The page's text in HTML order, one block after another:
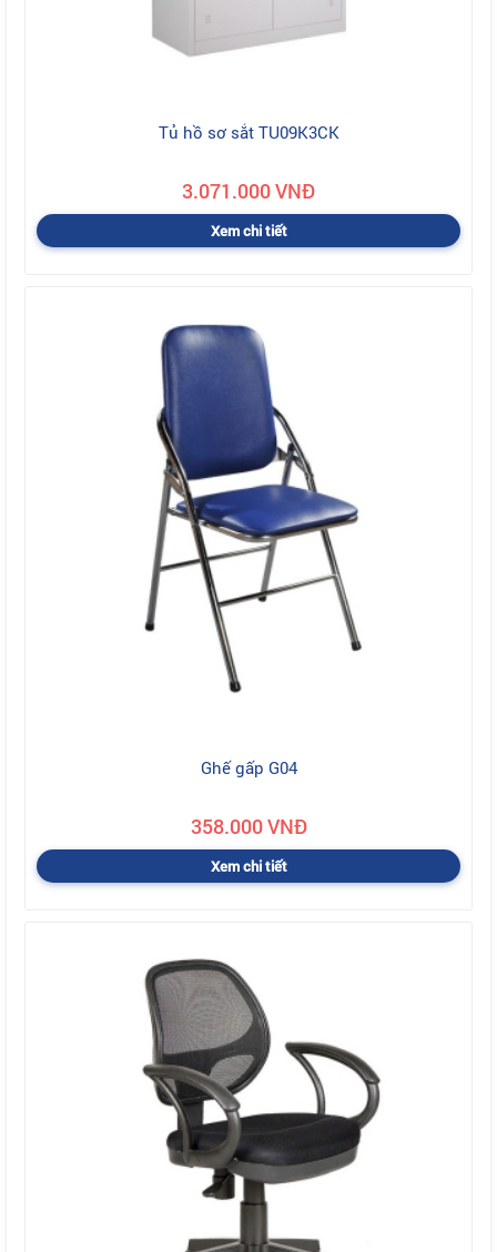
Tủ hồ sơ sắt TU09K3CK
3.071.000 VNĐ
Xem chi tiết
Ghế gấp G04
358.000 VNĐ
Xem chi tiết